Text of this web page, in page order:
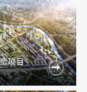
项目
